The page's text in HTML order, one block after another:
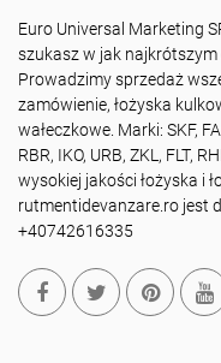
Euro Universal Marketing
szukasz w jak najkrótszym
Prowadzimy sprzedaż
zamówienie, łożyska
wałeczkowe. Marki: SKF,
RBR, IKO, URB, ZKL, FLT,
wysokiej jakości łożyska i
rutmentidevanzare.ro jest
+40742616335